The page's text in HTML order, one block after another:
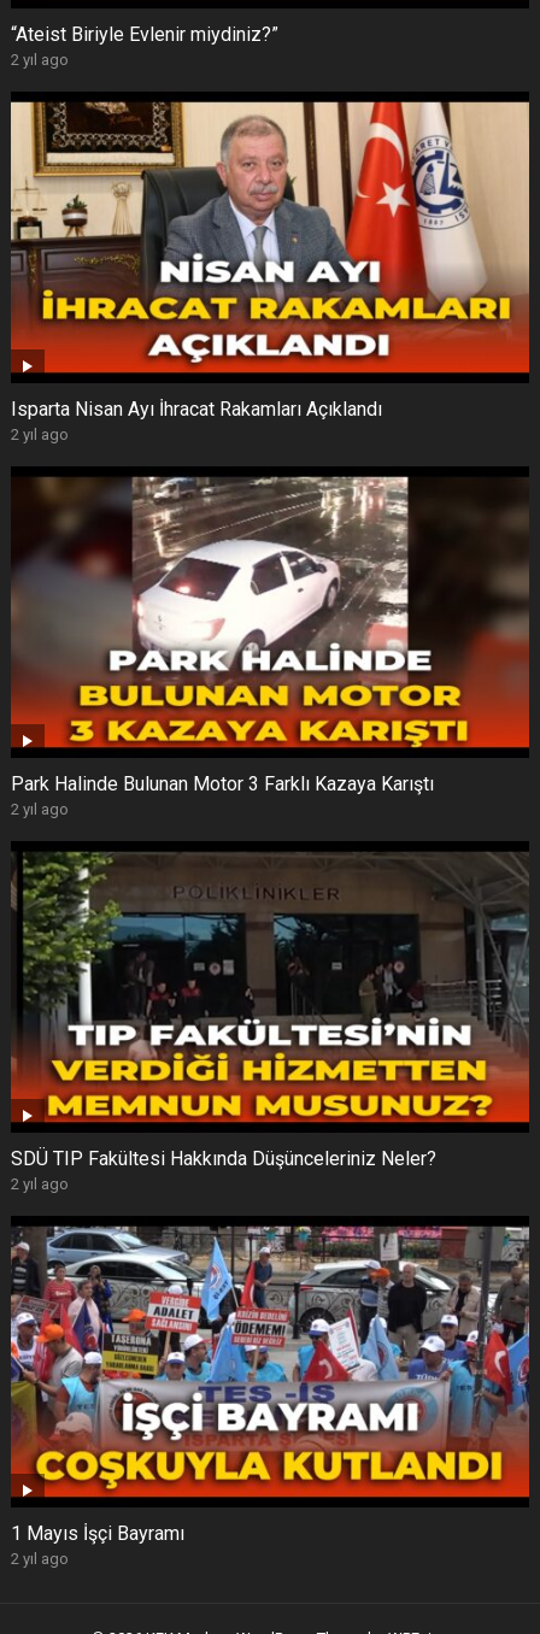
“Ateist Biriyle Evlenir miydiniz?”
2 yıl ago
Isparta Nisan Ayı İhracat Rakamları Açıklandı
2 yıl ago
Park Halinde Bulunan Motor 3 Farklı Kazaya Karıştı
2 yıl ago
SDÜ TIP Fakültesi Hakkında Düşünceleriniz Neler?
2 yıl ago
1 Mayıs İşçi Bayramı
2 yıl ago